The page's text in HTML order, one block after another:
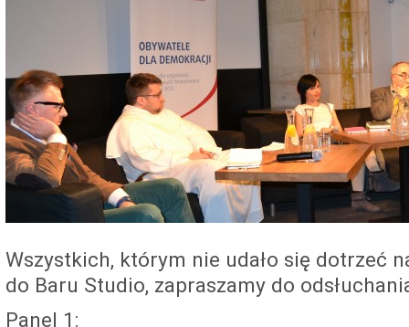
Wszystkich, którym nie udało się dotrzeć
do Baru Studio, zapraszamy do
Panel 1: